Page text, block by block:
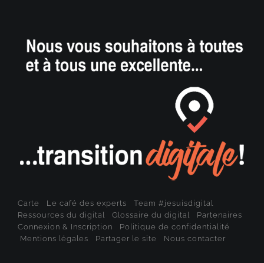
Carte Le café des experts
Team #jesuisdigital
Ressources du digital
Glossaire du digital
Partenaires
Connexion & Inscription
Politique de confidentialité
Mentions légales
Partager le site Nous contacter